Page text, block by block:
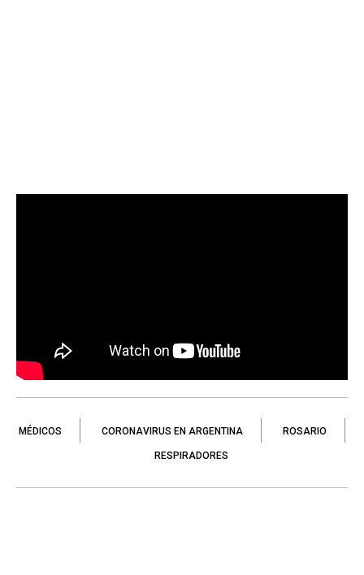
MÉDICOS CORONAVIRUS EN ARGENTINA ROSARIO
RESPIRADORES